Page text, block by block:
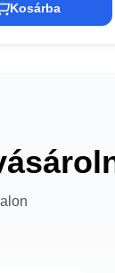
Kosárba